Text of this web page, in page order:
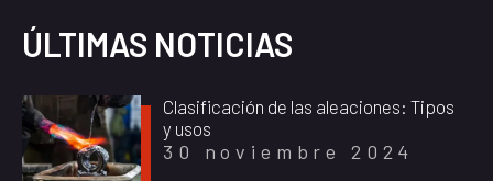
ÚLTIMAS NOTICIAS
Clasificación de las aleaciones: Tipos
y usos
30 noviembre 2024